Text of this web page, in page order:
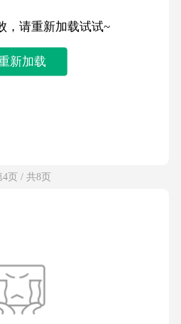
，请重新加载试试~
新加载
4页 / 共8页